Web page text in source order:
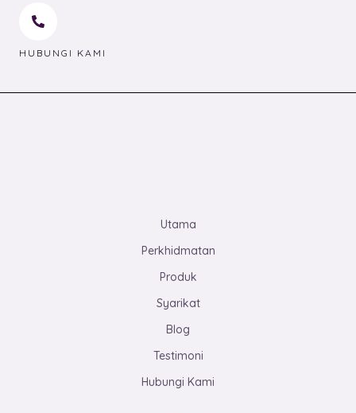
HUBUNGI KAMI
Utama
Perkhidmatan
Produk
Syarikat
Blog
Testimoni
Hubungi Kami